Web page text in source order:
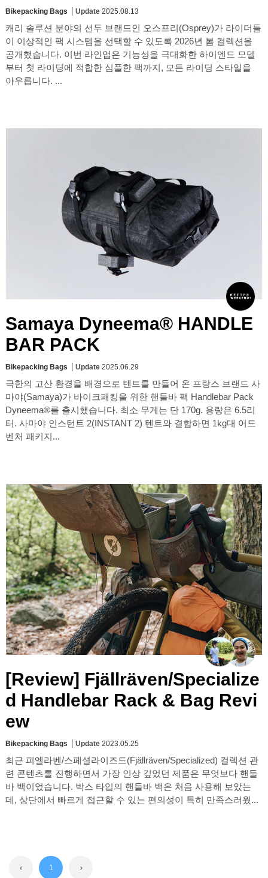
Bikepacking Bags Update 2025.08.13
캐리 솔루션 분야의 선두 브랜드인 오스프리(Osprey)가 라이더들
이 이상적인 팩 시스템을 선택할 수 있도록 2026년 봄 컬렉션을
공개했습니다. 이번 라인업은 기능성을 극대화한 하이엔드 모델
부터 첫 라이딩에 적합한 심플한 팩까지, 모든 라이딩 스타일을
아우릅니다. ...
Samaya Dyneema® HANDLE
BAR PACK
Bikepacking Bags Update 2025.06.29
극한의 고산 환경을 배경으로 텐트를 만들어 온 프랑스 브랜드 사
마야(Samaya)가 바이크패킹을 위한 핸들바 팩 Handlebar Pack
Dyneema®를 출시했습니다. 최소 무게는 단 170g. 용량은 6.5리
터. 사마야 인스턴트 2(INSTANT 2) 텐트와 결합하면 1kg대 어드
벤처 패키지...
[Review] Fjällräven/Specialize
d Handlebar Rack & Bag Revi
ew
Bikepacking Bags Update 2023.05.25
최근 피엘라벤/스페셜라이즈드(Fjällräven/Specialized) 컬렉션 관
련 콘텐츠를 진행하면서 가장 인상 깊었던 제품은 무엇보다 핸들
바 백이었습니다. 박스 타입의 핸들바 백은 처음 사용해 보았는
데, 상단에서 빠르게 접근할 수 있는 편의성이 특히 만족스러웠...
‹ 1 ›